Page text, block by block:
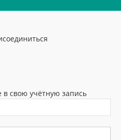
в свою учётную запись